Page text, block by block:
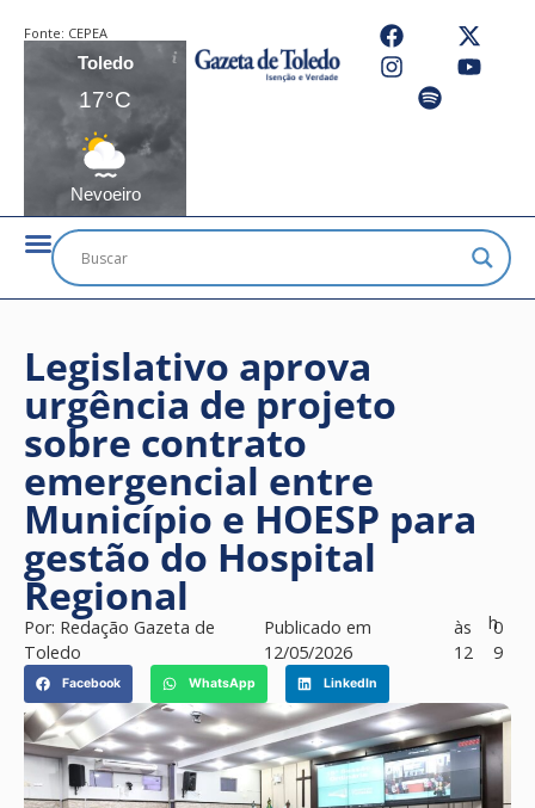
Fonte: CEPEA
Toledo
17°C
Nevoeiro
Legislativo aprova
urgência de projeto
sobre contrato
emergencial entre
Município e HOESP para
gestão do Hospital
Regional
Por: Redação Gazeta de
Toledo
Publicado em
12/05/2026
às
12
h0
9
Facebook WhatsApp LinkedIn